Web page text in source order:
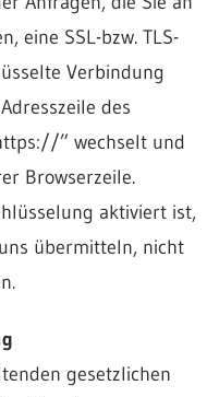
eine SSL-bzw. TLS-
Verbindung
des
” wechselt und
Browserzeile.
aktiviert ist,
übermitteln, nicht
gesetzlichen